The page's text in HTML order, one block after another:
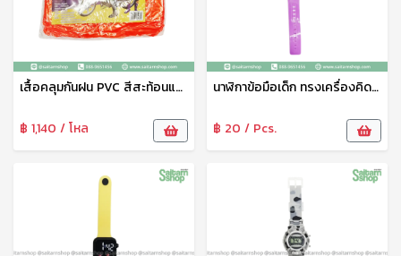
เสื้อคลุมกันฝน PVC สีสะท้อนแสง B-84006 Bigbee
฿ 1,140 / โหล
นาฬิกาข้อมือเด็ก ทรงเครื่องคิดเลข HY089-7 THY
฿ 20 / Pcs.